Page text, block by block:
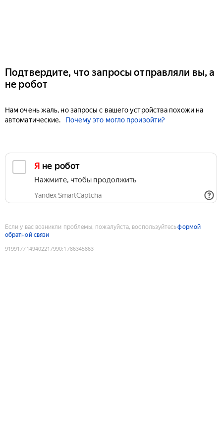
Подтвердите, что запросы отправляли вы, а
не робот
Нам очень жаль, но запросы с вашего устройства похожи на
автоматические.
Почему это могло произойти?
Я не робот
Нажмите, чтобы продолжить
Yandex SmartCaptcha
Если у вас возникли проблемы, пожалуйста, воспользуйтесьформой
обратной связи
9199177149402217990:1786345863